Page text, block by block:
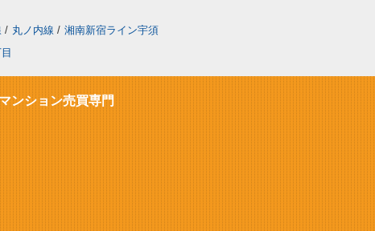
/ 丸ノ内線 / 湘南新宿ライン宇須
ンション売買専門